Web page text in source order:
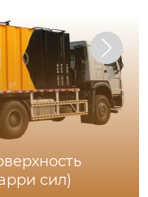
сил)